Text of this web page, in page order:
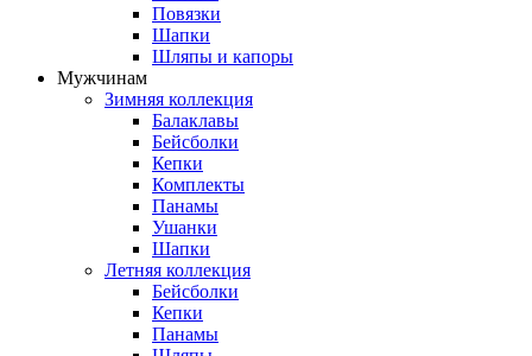
Повязки
Шапки
Шляпы и капоры
Мужчинам
Зимняя коллекция
Балаклавы
Бейсболки
Кепки
Комплекты
Панамы
Ушанки
Шапки
Летняя коллекция
Бейсболки
Кепки
Панамы